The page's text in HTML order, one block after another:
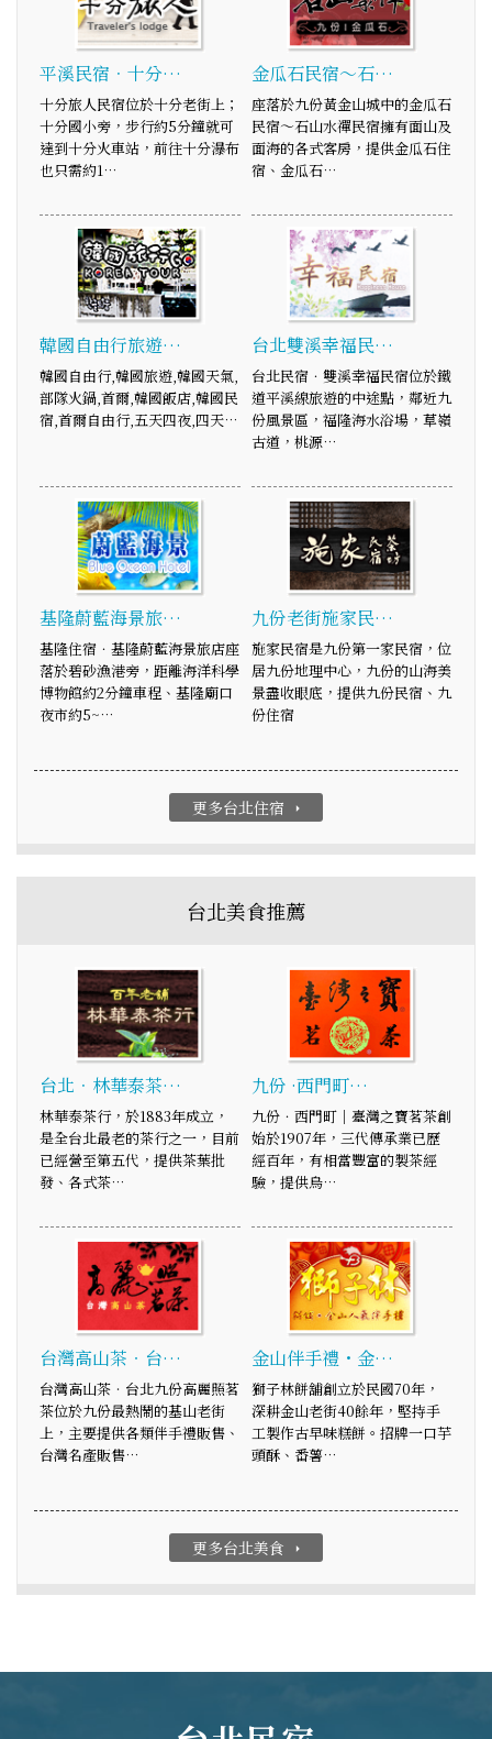
平溪民宿．十分…
十分旅人民宿位於十分老街上；
十分國小旁，步行約5分鐘就可
達到十分火車站，前往十分瀑布
也只需約1…
金瓜石民宿～石…
座落於九份黃金山城中的金瓜石
民宿～石山水禪民宿擁有面山及
面海的各式客房，提供金瓜石住
宿、金瓜石…
韓國自由行旅遊…
韓國自由行,韓國旅遊,韓國天氣,
部隊火鍋,首爾,韓國飯店,韓國民
宿,首爾自由行,五天四夜,四天…
台北雙溪幸福民…
台北民宿．雙溪幸福民宿位於鐵
道平溪線旅遊的中途點，鄰近九
份風景區，福隆海水浴場，草嶺
古道，桃源…
基隆蔚藍海景旅…
基隆住宿．基隆蔚藍海景旅店座
落於碧砂漁港旁，距離海洋科學
博物館約2分鐘車程、基隆廟口
夜市約5~…
九份老街施家民…
施家民宿是九份第一家民宿，位
居九份地理中心，九份的山海美
景盡收眼底，提供九份民宿、九
份住宿
更多台北住宿 arrow_right
台北美食推薦
台北．林華泰茶…
林華泰茶行，於1883年成立，
是全台北最老的茶行之一，目前
已經營至第五代，提供茶葉批
發、各式茶…
九份 ·西門町…
九份．西門町｜臺灣之寶茗茶創
始於1907年，三代傳承業已歷
經百年，有相當豐富的製茶經
驗，提供烏…
台灣高山茶‧台…
台灣高山茶‧台北九份高麗照茗
茶位於九份最熱鬧的基山老街
上，主要提供各類伴手禮販售、
台灣名產販售…
金山伴手禮・金…
獅子林餅舖創立於民國70年，
深耕金山老街40餘年，堅持手
工製作古早味糕餅。招牌一口芋
頭酥、番薯…
更多台北美食 arrow_right